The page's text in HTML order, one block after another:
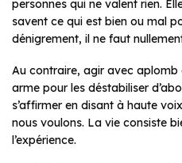
personnes qui ne valent rien.
savent ce qui est bien ou mal
dénigrement, il ne faut
Au contraire, agir avec
arme pour les déstabiliser
s’affirmer en disant à haute
nous voulons. La vie consiste
l’expérience.